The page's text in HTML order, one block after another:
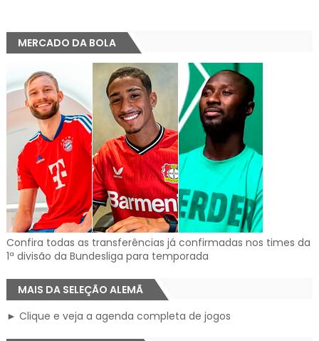
MERCADO DA BOLA
Confira todas as transferências já confirmadas nos times da
1ª divisão da Bundesliga para temporada
MAIS DA SELEÇÃO ALEMÃ
► Clique e veja a agenda completa de jogos